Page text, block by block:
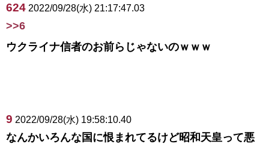
624 2022/09/28(水) 21:17:47.03
>>6
ウクライナ信者のお前らじゃないのｗｗｗ
9 2022/09/28(水) 19:58:10.40
なんかいろんな国に恨まれてるけど昭和天皇って悪